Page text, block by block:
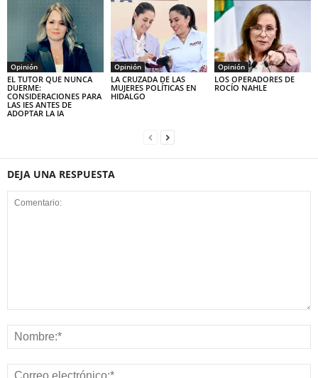
Opinión
EL TUTOR QUE NUNCA
DUERME:
CONSIDERACIONES PARA
LAS IES ANTES DE
ADOPTAR LA IA
Opinión
LA CRUZADA DE LAS
MUJERES POLÍTICAS EN
HIDALGO
Opinión
LOS OPERADORES DE
ROCÍO NAHLE
DEJA UNA RESPUESTA